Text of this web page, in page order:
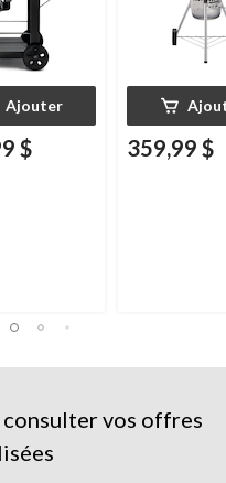
Ajouter
$ 359,99 $
consulter vos offres